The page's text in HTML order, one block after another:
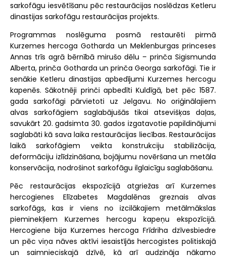
sarkofāgu iesvētīšanu pēc restaurācijas noslēdzas Ketleru
dinastijas sarkofāgu restaurācijas projekts.
Programmas noslēguma posmā restaurēti pirmā
Kurzemes hercoga Gotharda un Meklenburgas princeses
Annas trīs agrā bērnībā mirušo dēlu – prinča Sigismunda
Alberta, prinča Gotharda un prinča Georga sarkofāgi. Tie ir
senākie Ketleru dinastijas apbedījumi Kurzemes hercogu
kapenēs. Sākotnēji prinči apbedīti Kuldīgā, bet pēc 1587.
gada sarkofāgi pārvietoti uz Jelgavu. No oriģinālajiem
alvas sarkofāgiem saglabājušās tikai atsevišķas daļas,
savukārt 20. gadsimta 30. gados izgatavotie papildinājumi
saglabāti kā sava laika restaurācijas liecības. Restaurācijas
laikā sarkofāgiem veikta konstrukciju stabilizācija,
deformāciju izlīdzināšana, bojājumu novēršana un metāla
konservācija, nodrošinot sarkofāgu ilglaicīgu saglabāšanu.
Pēc restaurācijas ekspozīcijā atgriežas arī Kurzemes
hercogienes Elīzabetes Magdalēnas greznais alvas
sarkofāgs, kas ir viens no izcilākajiem metālmākslas
pieminekļiem Kurzemes hercogu kapeņu ekspozīcijā.
Hercogiene bija Kurzemes hercoga Frīdriha dzīvesbiedre
un pēc viņa nāves aktīvi iesaistījās hercogistes politiskajā
un saimnieciskajā dzīvē, kā arī audzināja nākamo